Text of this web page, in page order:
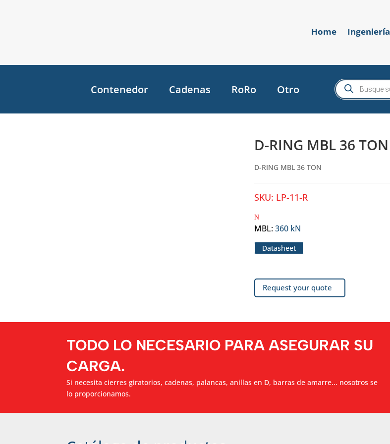
Home Ingeniería
Contenedor Cadenas RoRo Otro
Búsqueda
de
productos
D-RING MBL 36 TON
D-RING MBL 36 TON
SKU: LP-11-R
MBL:360 kN
Datasheet
Request your quote
TODO LO NECESARIO PARA ASEGURAR SU
CARGA.
Si necesita cierres giratorios, cadenas, palancas, anillas en D, barras de amarre... nosotros se
lo proporcionamos.